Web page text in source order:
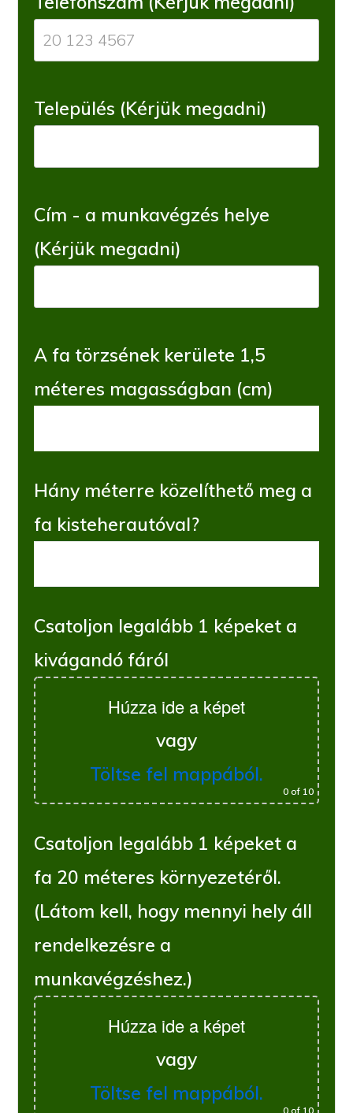
Település (Kérjük megadni)
Cím - a munkavégzés helye
(Kérjük megadni)
A fa törzsének kerülete 1,5
méteres magasságban (cm)
Hány méterre közelíthető meg a
fa kisteherautóval?
Csatoljon legalább 1 képeket a
kivágandó fáról
Húzza ide a képet
vagy
Töltse fel mappából.
0of 10
Csatoljon legalább 1 képeket a
fa 20 méteres környezetéről.
(Látom kell, hogy mennyi hely áll
rendelkezésre a
munkavégzéshez.)
Húzza ide a képet
vagy
Töltse fel mappából.
0of 10